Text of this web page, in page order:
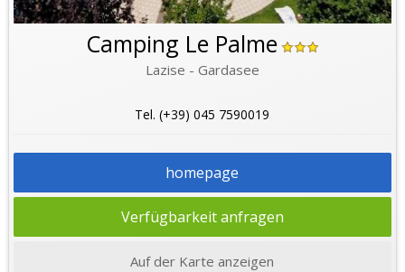
Camping Le Palme
Lazise - Gardasee
Tel. (+39) 045 7590019
homepage
Verfügbarkeit anfragen
Auf der Karte anzeigen